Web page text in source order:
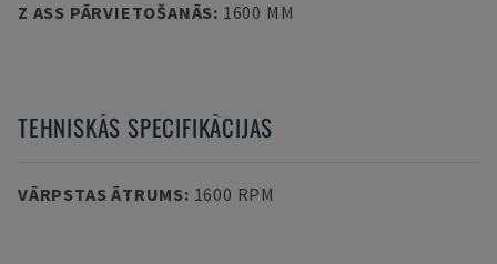
Z ASS PĀRVIETOŠANĀS: 1600 MM
TEHNISKĀS SPECIFIKĀCIJAS
VĀRPSTAS ĀTRUMS: 1600 RPM